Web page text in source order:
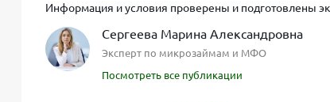
Гражданство
Документы
Информация и условия проверены и подготовлены
Сергеева Марина Александровна
Эксперт по микрозаймам и МФО
Посмотреть все публикации